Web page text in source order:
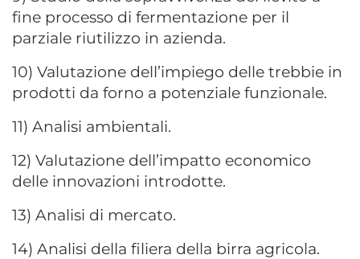
fine processo di fermentazione per il
parziale riutilizzo in azienda.
10) Valutazione dell’impiego delle trebbie in
prodotti da forno a potenziale funzionale.
11) Analisi ambientali.
12) Valutazione dell’impatto economico
delle innovazioni introdotte.
13) Analisi di mercato.
14) Analisi della filiera della birra agricola.